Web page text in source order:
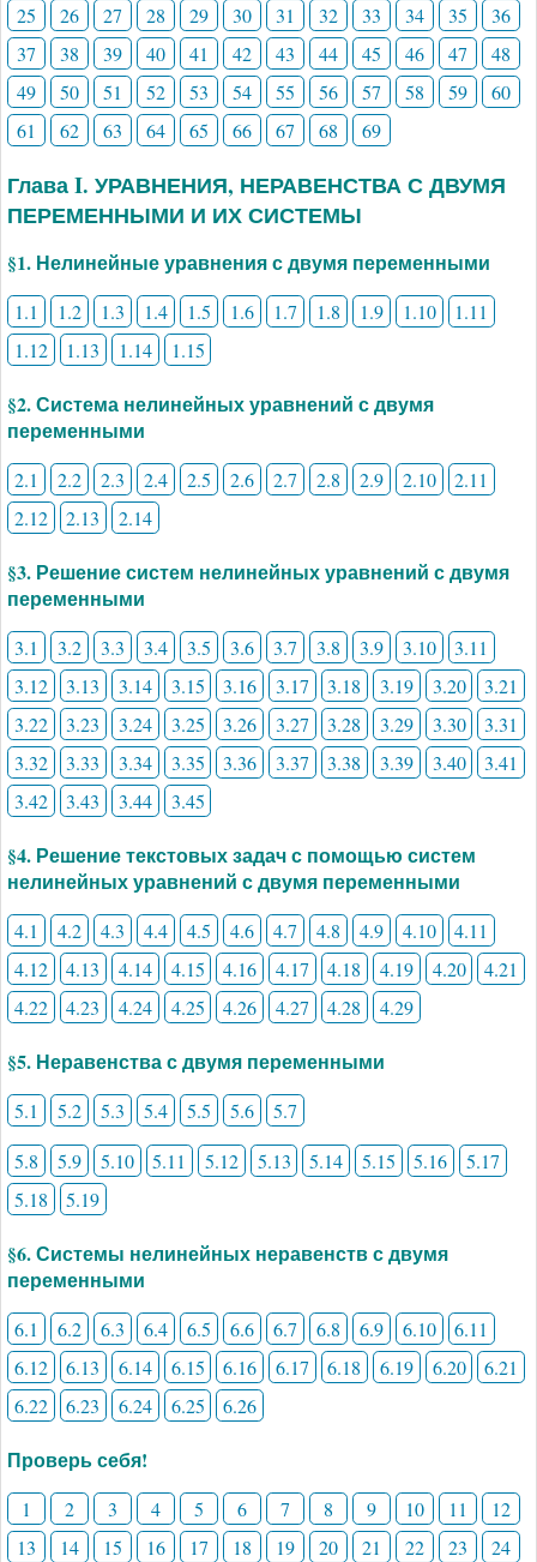
25
26 27 28 29 30 31 32 33 34 35
36
37
38 39 40 41 42 43 44 45 46 47
48
49
50 51 52 53 54 55 56 57 58 59
60
61
62 63 64 65 66 67 68 69
Глава I. УРАВНЕНИЯ, НЕРАВЕНСТВА С ДВУМЯ
ПЕРЕМЕННЫМИ И ИХ СИСТЕМЫ
§1. Нелинейные уравнения с двумя переменными
1.1 1.2 1.3 1.4 1.5 1.6 1.7 1.8 1.9 1.10
1.11
1.12
1.13 1.14 1.15
§2. Система нелинейных уравнений с двумя
переменными
2.1 2.2 2.3 2.4 2.5 2.6 2.7 2.8 2.9 2.10
2.11
2.12
2.13 2.14
§3. Решение систем нелинейных уравнений с двумя
переменными
3.1 3.2 3.3 3.4 3.5 3.6 3.7 3.8 3.9 3.10
3.11
3.12
3.13 3.14 3.15 3.16 3.17 3.18 3.19 3.20
3.21
3.22
3.23 3.24 3.25 3.26 3.27 3.28 3.29 3.30
3.31
3.32
3.33 3.34 3.35 3.36 3.37 3.38 3.39 3.40
3.41
3.42
3.43 3.44 3.45
§4. Решение текстовых задач с помощью систем
нелинейных уравнений с двумя переменными
4.1 4.2 4.3 4.4 4.5 4.6 4.7 4.8 4.9 4.10
4.11
4.12
4.13 4.14 4.15 4.16 4.17 4.18 4.19 4.20
4.21
4.22
4.23 4.24 4.25 4.26 4.27 4.28 4.29
§5. Неравенства с двумя переменными
5.1 5.2 5.3 5.4 5.5 5.6
5.7
5.8
5.9 5.10 5.11 5.12 5.13 5.14 5.15 5.16
5.17
5.18
5.19
§6. Системы нелинейных неравенств с двумя
переменными
6.1 6.2 6.3 6.4 6.5 6.6 6.7 6.8 6.9 6.10
6.11
6.12
6.13 6.14 6.15 6.16 6.17 6.18 6.19 6.20
6.21
6.22
6.23 6.24 6.25 6.26
Проверь себя!
1 2 3 4 5 6 7 8 9 10 11
12
13
14 15 16 17 18 19 20 21 22 23
24